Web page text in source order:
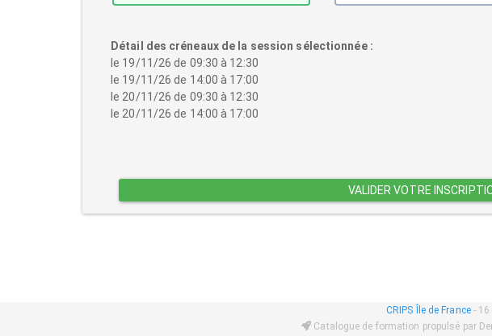
Détail des créneaux de la session sélectionnée :
le 19/11/26 de 09:30 à 12:30
le 19/11/26 de 14:00 à 17:00
le 20/11/26 de 09:30 à 12:30
le 20/11/26 de 14:00 à 17:00
VALIDER VOTRE
CRIPS Île de France- 16
Catalogue de formation propulsé par